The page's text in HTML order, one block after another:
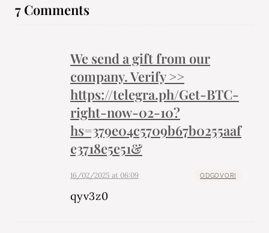
7 Comments
We send a gift from our
company. Verify >>
https://telegra.ph/Get-BTC-
right-now-02-10?
hs=379e04c5709b67b0255aaf
e3718e5e51&
16/02/2025 at 06:09 ODGOVORI
qyv3z0